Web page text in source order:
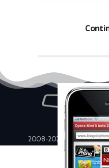
2008-2026 © Blog do